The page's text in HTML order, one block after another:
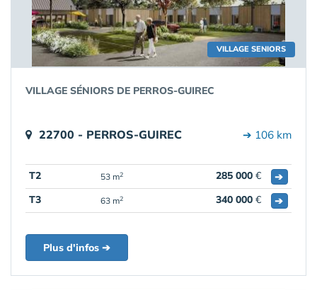
VILLAGE SENIORS
VILLAGE SÉNIORS DE PERROS-GUIREC
22700 - PERROS-GUIREC ➔ 106 km
T2 53 m2 285 000 €
➔
T3
63 m2 340 000 € ➔
Plus d'infos ➔